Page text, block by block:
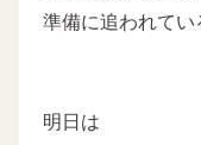
準備に追われて
明日は